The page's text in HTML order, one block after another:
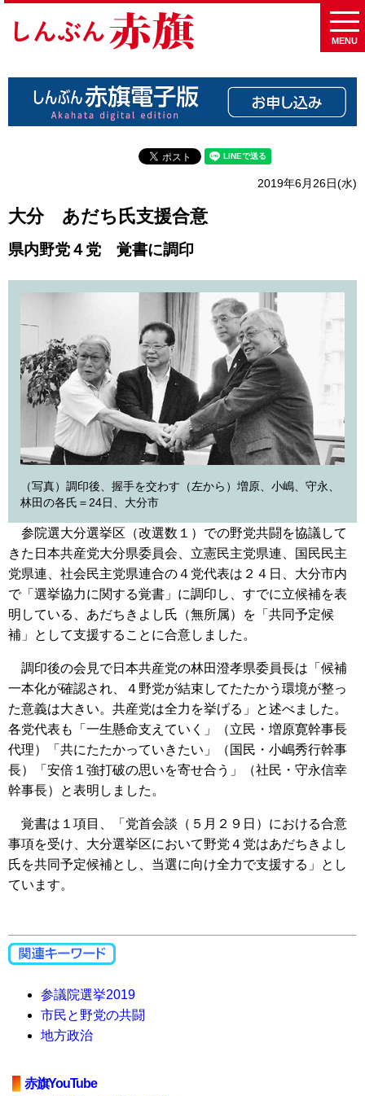
MENU
2019年6月26日(水)
大分 あだち氏支援合意
県内野党４党 覚書に調印
（写真）調印後、握手を交わす（左から）増原、小嶋、守永、
林田の各氏＝24日、大分市
参院選大分選挙区（改選数１）での野党共闘を協議して
きた日本共産党大分県委員会、立憲民主党県連、国民民主
党県連、社会民主党県連合の４党代表は２４日、大分市内
で「選挙協力に関する覚書」に調印し、すでに立候補を表
明している、あだちきよし氏（無所属）を「共同予定候
補」として支援することに合意しました。
調印後の会見で日本共産党の林田澄孝県委員長は「候補
一本化が確認され、４野党が結束してたたかう環境が整っ
た意義は大きい。共産党は全力を挙げる」と述べました。
各党代表も「一生懸命支えていく」（立民・増原寛幹事長
代理）「共にたたかっていきたい」（国民・小嶋秀行幹事
長）「安倍１強打破の思いを寄せ合う」（社民・守永信幸
幹事長）と表明しました。
覚書は１項目、「党首会談（５月２９日）における合意
事項を受け、大分選挙区において野党４党はあだちきよし
氏を共同予定候補とし、当選に向け全力で支援する」とし
ています。
参議院選挙2019
市民と野党の共闘
地方政治
赤旗YouTube